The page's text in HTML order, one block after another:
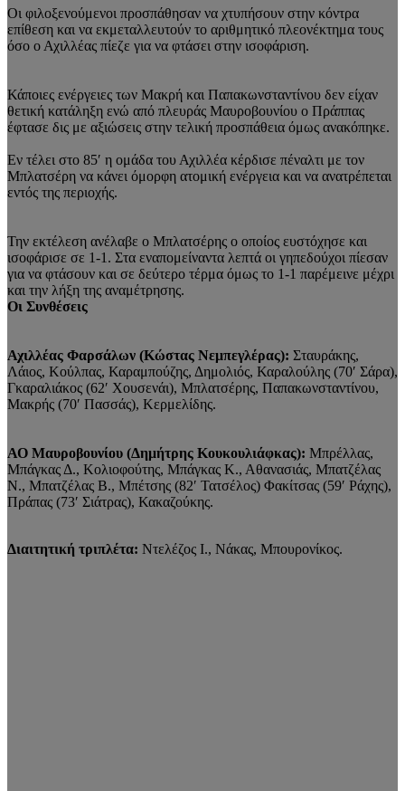
Οι φιλοξενούμενοι προσπάθησαν να χτυπήσουν στην κόντρα
επίθεση και να εκμεταλλευτούν το αριθμητικό πλεονέκτημα τους
όσο ο Αχιλλέας πίεζε για να φτάσει στην ισοφάριση.
Κάποιες ενέργειες των Μακρή και Παπακωνσταντίνου δεν είχαν
θετική κατάληξη ενώ από πλευράς Μαυροβουνίου ο Πράππας
έφτασε δις με αξιώσεις στην τελική προσπάθεια όμως ανακόπηκε.
Εν τέλει στο 85′ η ομάδα του Αχιλλέα κέρδισε πέναλτι με τον
Μπλατσέρη να κάνει όμορφη ατομική ενέργεια και να ανατρέπεται
εντός της περιοχής.
Την εκτέλεση ανέλαβε ο Μπλατσέρης ο οποίος ευστόχησε και
ισοφάρισε σε 1-1. Στα εναπομείναντα λεπτά οι γηπεδούχοι πίεσαν
για να φτάσουν και σε δεύτερο τέρμα όμως το 1-1 παρέμεινε μέχρι
και την λήξη της αναμέτρησης.
Οι Συνθέσεις
Αχιλλέας Φαρσάλων (Κώστας Νεμπεγλέρας): Σταυράκης,
Λάιος, Κούλπας, Καραμπούζης, Δημολιός, Καραλούλης (70′ Σάρα),
Γκαραλιάκος (62′ Χουσενάι), Μπλατσέρης, Παπακωνσταντίνου,
Μακρής (70′ Πασσάς), Κερμελίδης.
ΑΟ Μαυροβουνίου (Δημήτρης Κουκουλιάφκας): Μπρέλλας,
Μπάγκας Δ., Κολιοφούτης, Μπάγκας Κ., Αθανασιάς, Μπατζέλας
Ν., Μπατζέλας Β., Μπέτσης (82′ Τατσέλος) Φακίτσας (59′ Ράχης),
Πράπας (73′ Σιάτρας), Κακαζούκης.
Διαιτητική τριπλέτα: Ντελέζος Ι., Νάκας, Μπουρονίκος.